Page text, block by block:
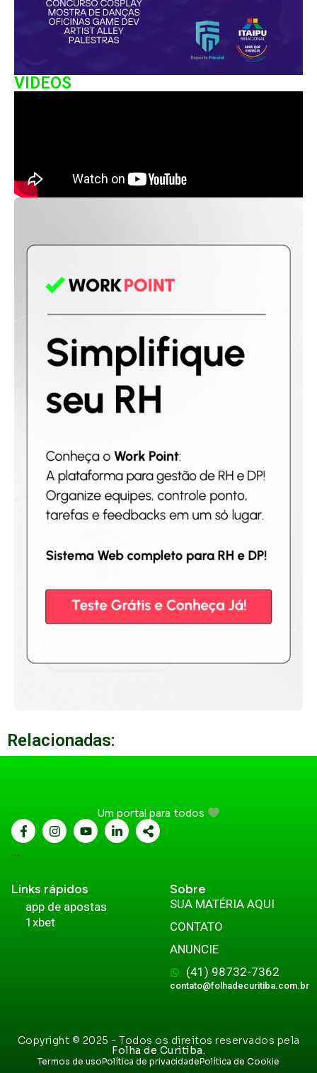
VIDEOS
Relacionadas:
Um portal para todos
...
Links rápidos
app de apostas
1xbet
Sobre
SUA MATÉRIA AQUI
CONTATO
ANUNCIE
(41) 98732-7362
contato@folhadecuritiba.com.br
Copyright © 2025 - Todos os direitos reservados pela
Folha de Curitiba.
Termos de usoPolítica de privacidadePolítica de Cookie